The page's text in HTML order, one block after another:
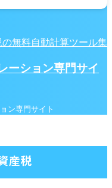
無料自動計算ツール集
ーション専門サイ
ン専門サイト
産税